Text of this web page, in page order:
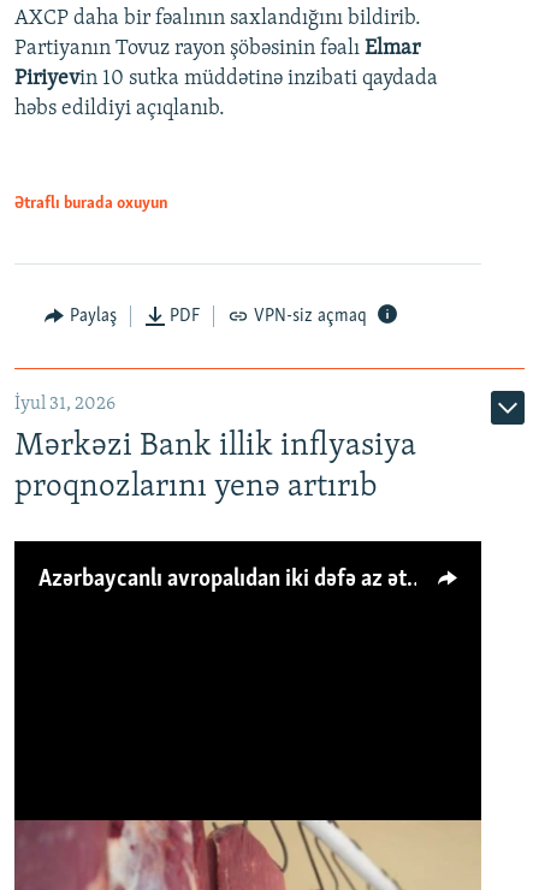
AXCP daha bir fəalının saxlandığını bildirib.
Partiyanın Tovuz rayon şöbəsinin fəalı Elmar
Piriyevin 10 sutka müddətinə inzibati qaydada
həbs edildiyi açıqlanıb.
Ətraflı burada oxuyun
Paylaş PDF VPN-siz açmaq
İyul 31, 2026
Mərkəzi Bank illik inflyasiya
proqnozlarını yenə artırıb
Azərbaycanlı avropalıdan iki dəfə az ət yeyir, amma... 'Qiymət artımı qaçılmazdır'